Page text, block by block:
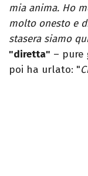
mia anima. Ho
molto onesto e
stasera siamo
"diretta" – pure
poi ha urlato: "